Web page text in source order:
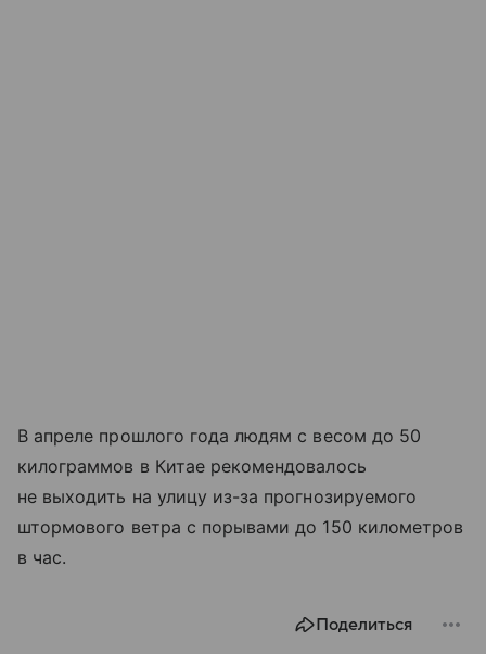
В апреле прошлого года людям с весом до 50
килограммов в Китае рекомендовалось
не выходить на улицу из-за прогнозируемого
штормового ветра с порывами до 150 километров
в час.
Поделиться